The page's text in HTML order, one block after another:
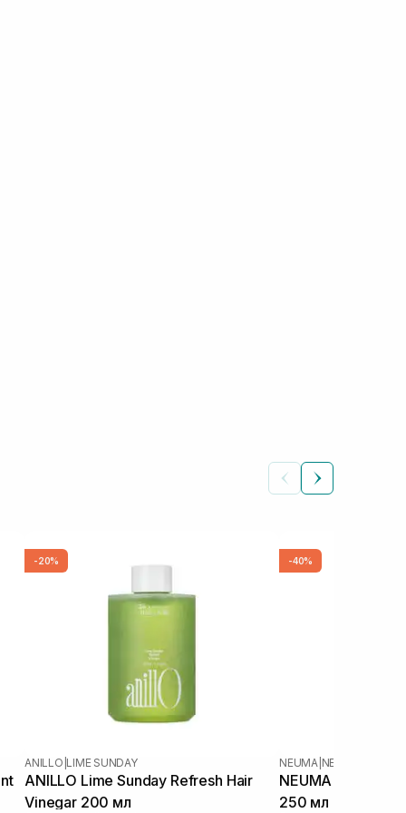
-20%
ANILLO LIME SUNDAY
ANILLO Lime Sunday Refresh Hair
Vinegar 200 мл
-40%
NEUMA NEU MOISTURE
NEUMA Neu
250 мл